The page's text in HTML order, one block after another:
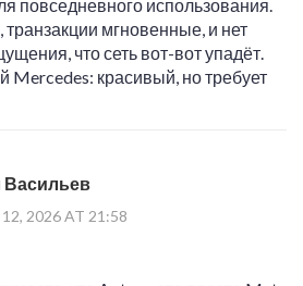
повседневного использования.
мгновенные, и нет
что сеть вот-вот упадёт.
Mercedes: красивый, но требует
Васильев
2026 AT 21:58